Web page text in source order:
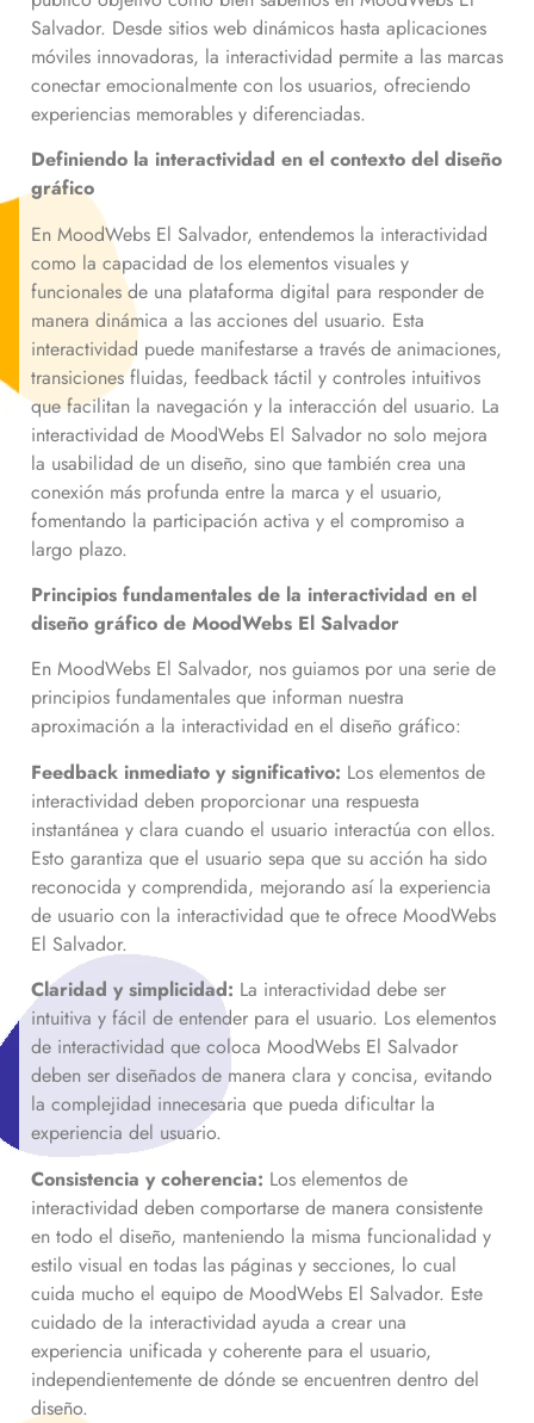
Salvador. Desde sitios web dinámicos hasta aplicaciones
móviles innovadoras, la interactividad permite a las marcas
conectar emocionalmente con los usuarios, ofreciendo
experiencias memorables y diferenciadas.
Definiendo la interactividad en el contexto del diseño
gráfico
En MoodWebs El Salvador, entendemos la interactividad
como la capacidad de los elementos visuales y
funcionales de una plataforma digital para responder de
manera dinámica a las acciones del usuario. Esta
interactividad puede manifestarse a través de animaciones,
transiciones fluidas, feedback táctil y controles intuitivos
que facilitan la navegación y la interacción del usuario. La
interactividad de MoodWebs El Salvador no solo mejora
la usabilidad de un diseño, sino que también crea una
conexión más profunda entre la marca y el usuario,
fomentando la participación activa y el compromiso a
largo plazo.
Principios fundamentales de la interactividad en el
diseño gráfico de MoodWebs El Salvador
En MoodWebs El Salvador, nos guiamos por una serie de
principios fundamentales que informan nuestra
aproximación a la interactividad en el diseño gráfico:
Feedback inmediato y significativo: Los elementos de
interactividad deben proporcionar una respuesta
instantánea y clara cuando el usuario interactúa con ellos.
Esto garantiza que el usuario sepa que su acción ha sido
reconocida y comprendida, mejorando así la experiencia
de usuario con la interactividad que te ofrece MoodWebs
El Salvador.
Claridad y simplicidad: La interactividad debe ser
intuitiva y fácil de entender para el usuario. Los elementos
de interactividad que coloca MoodWebs El Salvador
deben ser diseñados de manera clara y concisa, evitando
la complejidad innecesaria que pueda dificultar la
experiencia del usuario.
Consistencia y coherencia: Los elementos de
interactividad deben comportarse de manera consistente
en todo el diseño, manteniendo la misma funcionalidad y
estilo visual en todas las páginas y secciones, lo cual
cuida mucho el equipo de MoodWebs El Salvador. Este
cuidado de la interactividad ayuda a crear una
experiencia unificada y coherente para el usuario,
independientemente de dónde se encuentren dentro del
diseño.